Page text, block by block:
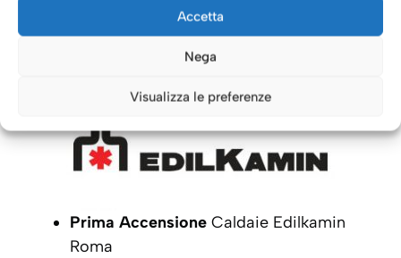
Accetta
Nega
Visualizza le preferenze
Caldaie Roma: i nostri servizi
per le CaldaieEdilkamin
Prima Accensione Caldaie Edilkamin
Roma